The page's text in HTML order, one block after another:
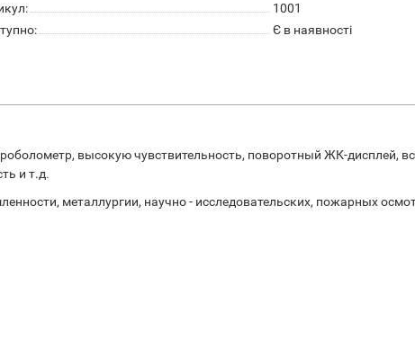
1001
Є в наявності
высокую чувствительность, поворотный ЖК-дисплей,
и т.д.
металлургии, научно - исследовательских, пожарных